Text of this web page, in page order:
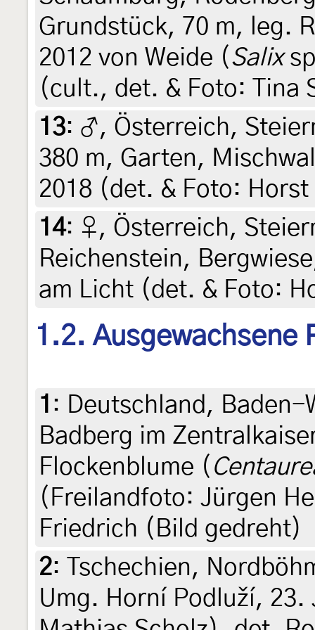
Grundstück, 70 m, leg.
2012 von Weide ( Salix
(cult., det. & Foto: Tina
13: ♂, Österreich,
380 m, Garten,
2018 (det. & Foto:
14: ♀, Österreich,
Reichenstein,
am Licht (det. & Foto:
1.2. Ausgewachsene
1 : Deutschland,
Badberg im
Flockenblume (
(Freilandfoto: Jürgen
Friedrich (Bild gedreht)
2:
Tschechien,
Umg. Horní Podluží,